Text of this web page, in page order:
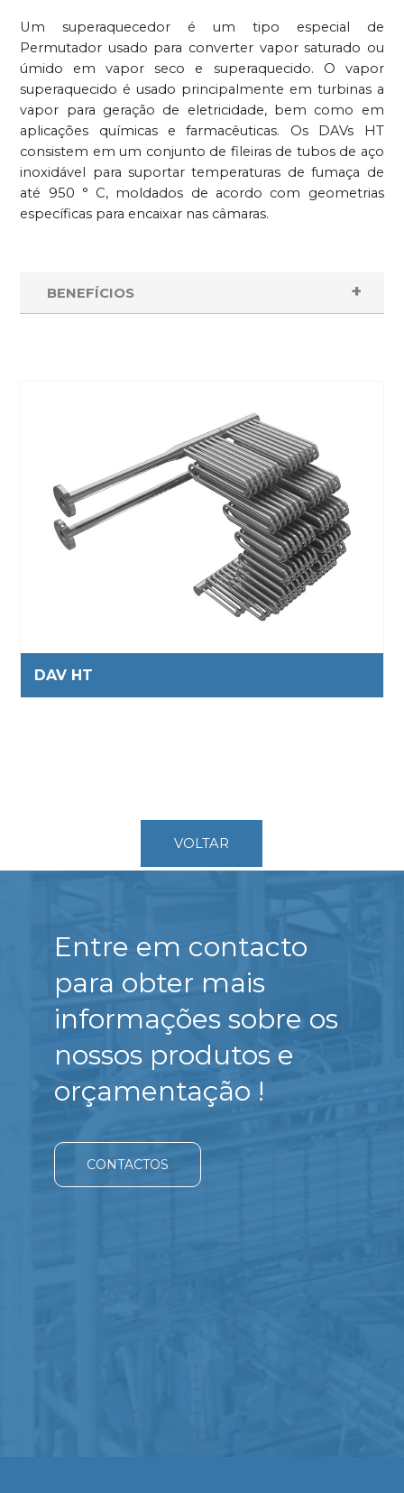
Um superaquecedor é um tipo especial de
Permutador usado para converter vapor saturado ou
úmido em vapor seco e superaquecido. O vapor
superaquecido é usado principalmente em turbinas a
vapor para geração de eletricidade, bem como em
aplicações químicas e farmacêuticas. Os DAVs HT
consistem em um conjunto de fileiras de tubos de aço
inoxidável para suportar temperaturas de fumaça de
até 950 ° C, moldados de acordo com geometrias
específicas para encaixar nas câmaras.
BENEFÍCIOS
DAV HT
VOLTAR
Entre em contacto
para obter mais
informações sobre os
nossos produtos e
orçamentação !
CONTACTOS